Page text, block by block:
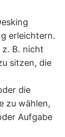
erleichtern.
z. B. nicht
sitzen, die
die
zu wählen,
Aufgabe